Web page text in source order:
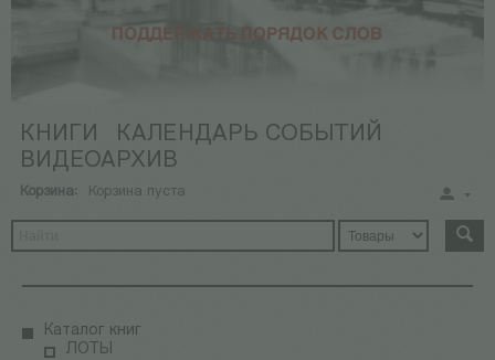
КНИГИ
КАЛЕНДАРЬ СОБЫТИЙ
ВИДЕОАРХИВ
Корзина: Корзина пуста
Каталог книг
ЛОТЫ